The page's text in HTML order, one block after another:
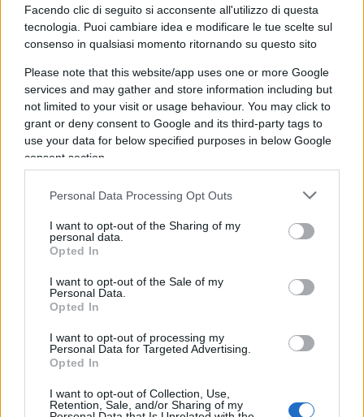
Facendo clic di seguito si acconsente all'utilizzo di questa
tecnologia. Puoi cambiare idea e modificare le tue scelte sul
consenso in qualsiasi momento ritornando su questo sito
Please note that this website/app uses one or more Google
services and may gather and store information including but
not limited to your visit or usage behaviour. You may click to
grant or deny consent to Google and its third-party tags to
use your data for below specified purposes in below Google
consent section.
Personal Data Processing Opt Outs
I want to opt-out of the Sharing of my
personal data.
Opted In
I want to opt-out of the Sale of my
Personal Data.
Opted In
I want to opt-out of processing my
Personal Data for Targeted Advertising.
Opted In
I want to opt-out of Collection, Use,
Retention, Sale, and/or Sharing of my
a capitalizzare il grande successo delle elezioni
europee del maggio 2019, peraltro propiziatorie di
isolarsi, mandando avanti personaggi come
Claudio BorghieAlberto Bagnaiche, però,
hanno agevolato dei pericolosi distinguo interni
rispetto a personalità del calibro diGiancarlo
Giorgetti,Luca ZaiaeMassimiliano Fedriga,
ormai focalizzati verso la società civile e non più
autoreferenziale, sia pur di qualità, di tanti
assessori leghisti.
Resta Fratelli d’Italia con la sua presidenteGiorgia
Meloni, premiata dai sondaggi, che cerca di
disancorarsi dal suo vecchio mondo dei
“Gabbiani”, la visionaria corrente di Colle Oppio